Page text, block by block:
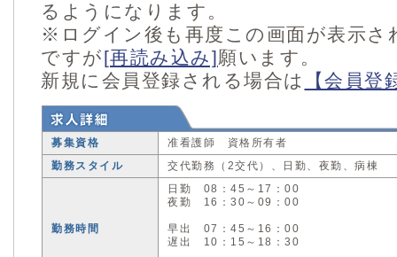
るようになります。
※ログイン後も再度この画面が表示さ
ですが[再読み込み]願います。
新規に会員登録される場合は
【会員登
募集資格
准看護師 資格所有者
勤務スタイル
交代勤務（2交代）、日勤、夜勤、病棟
勤務時間
日勤 08：45～17：00
夜勤 16：30～09：00
早出 07：45～16：00
遅出 10：15～18：30